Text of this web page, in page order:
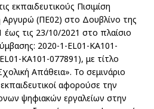
εκπαιδευτικούς Πισιμίση
Αργυρώ (ΠΕ02) στο Δουβλίνο της
τις 23/10/2021 στο πλαίσιο
2020-1-EL01-KA101-
KA101-077891), με τίτλο
Απάθεια». Το σεμινάριο
αφορούσε την
ψηφιακών εργαλείων στην